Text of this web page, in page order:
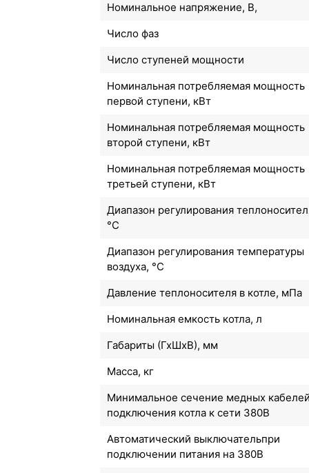
Номинальное напряжение, В,
Число фаз
Число ступеней мощности
Номинальная потребляемая мощность
первой ступени, кВт
Номинальная потребляемая мощность
второй ступени, кВт
Номинальная потребляемая мощность
третьей ступени, кВт
Диапазон регулирования
°C
Диапазон регулирования температуры
воздуха, °C
Давление теплоносителя в котле, мПа
Номинальная емкость котла, л
Габариты (ГхШхВ), мм
Масса, кг
Минимальное сечение медных
подключения котла к сети 380В
Автоматический выключательпри
подключении питания на 380В